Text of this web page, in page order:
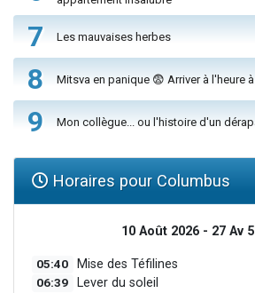
7 Les mauvaises herbes
8 Mitsva en panique 😨 Arriver à l'heure à
9 Mon collègue... ou l'histoire d'un
Horaires pour Columbus
10 Août 2026 - 27 Av
05:40 Mise des Téfilines
06:39 Lever du soleil